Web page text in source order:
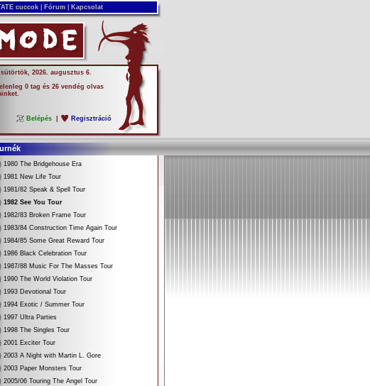
cuccok Fórum Kapcsolat
2026. augusztus 6.
0 tag és 26 vendég olvas
Belépés Regisztráció
1980 The Bridgehouse Era
1981 New Life Tour
1981/82 Speak & Spell Tour
1982 See You Tour
1982/83 Broken Frame Tour
1983/84 Construction Time Again Tour
1984/85 Some Great Reward Tour
1986 Black Celebration Tour
1987/88 Music For The Masses Tour
1990 The World Violation Tour
1993 Devotional Tour
1994 Exotic / Summer Tour
1997 Ultra Parties
1998 The Singles Tour
2001 Exciter Tour
2003 A Night with Martin L. Gore
2003 Paper Monsters Tour
2005/06 Touring The Angel Tour